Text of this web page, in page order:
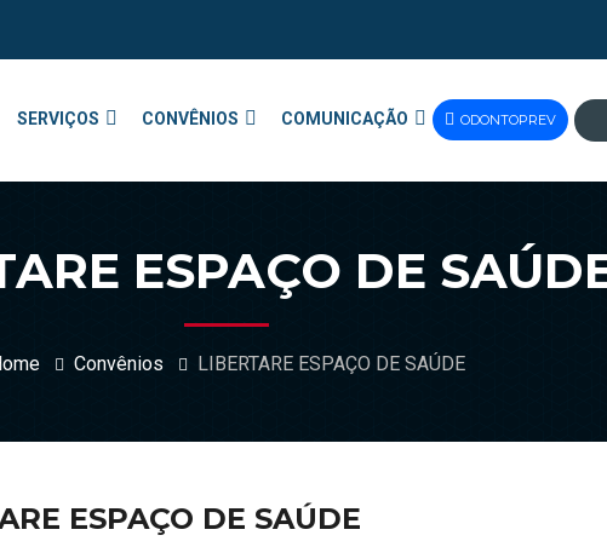
SERVIÇOS CONVÊNIOS COMUNICAÇÃO ODONTOPREV
ESPAÇO DE
Convênios LIBERTARE ESPAÇO DE SAÚDE
ESPAÇO DE SAÚDE